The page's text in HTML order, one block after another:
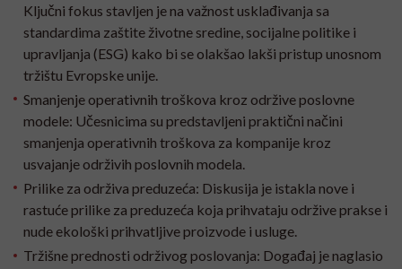
Ključni fokus stavljen je na važnost usklađivanja sa
standardima zaštite životne sredine, socijalne politike i
upravljanja (ESG) kako bi se olakšao lakši pristup unosnom
tržištu Evropske unije.
Smanjenje operativnih troškova kroz održive poslovne
modele: Učesnicima su predstavljeni praktični načini
smanjenja operativnih troškova za kompanije kroz
usvajanje održivih poslovnih modela.
Prilike za održiva preduzeća: Diskusija je istakla nove i
rastuće prilike za preduzeća koja prihvataju održive prakse i
nude ekološki prihvatljive proizvode i usluge.
Tržišne prednosti održivog poslovanja: Događaj je naglasio